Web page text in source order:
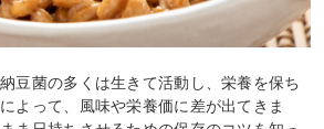
豆菌の多くは生きて活動し、栄養を保ち
よって、風味や栄養価に差が出てきま